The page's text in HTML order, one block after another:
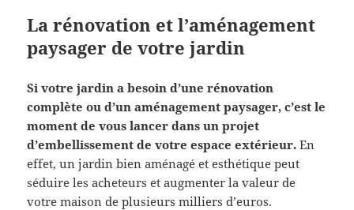
La rénovation et l’aménagement
paysager de votre jardin
Si votre jardin a besoin d’une rénovation
complète ou d’un aménagement paysager, c’est le
moment de vous lancer dans un projet
d’embellissement de votre espace extérieur. En
effet, un jardin bien aménagé et esthétique peut
séduire les acheteurs et augmenter la valeur de
votre maison de plusieurs milliers d’euros.